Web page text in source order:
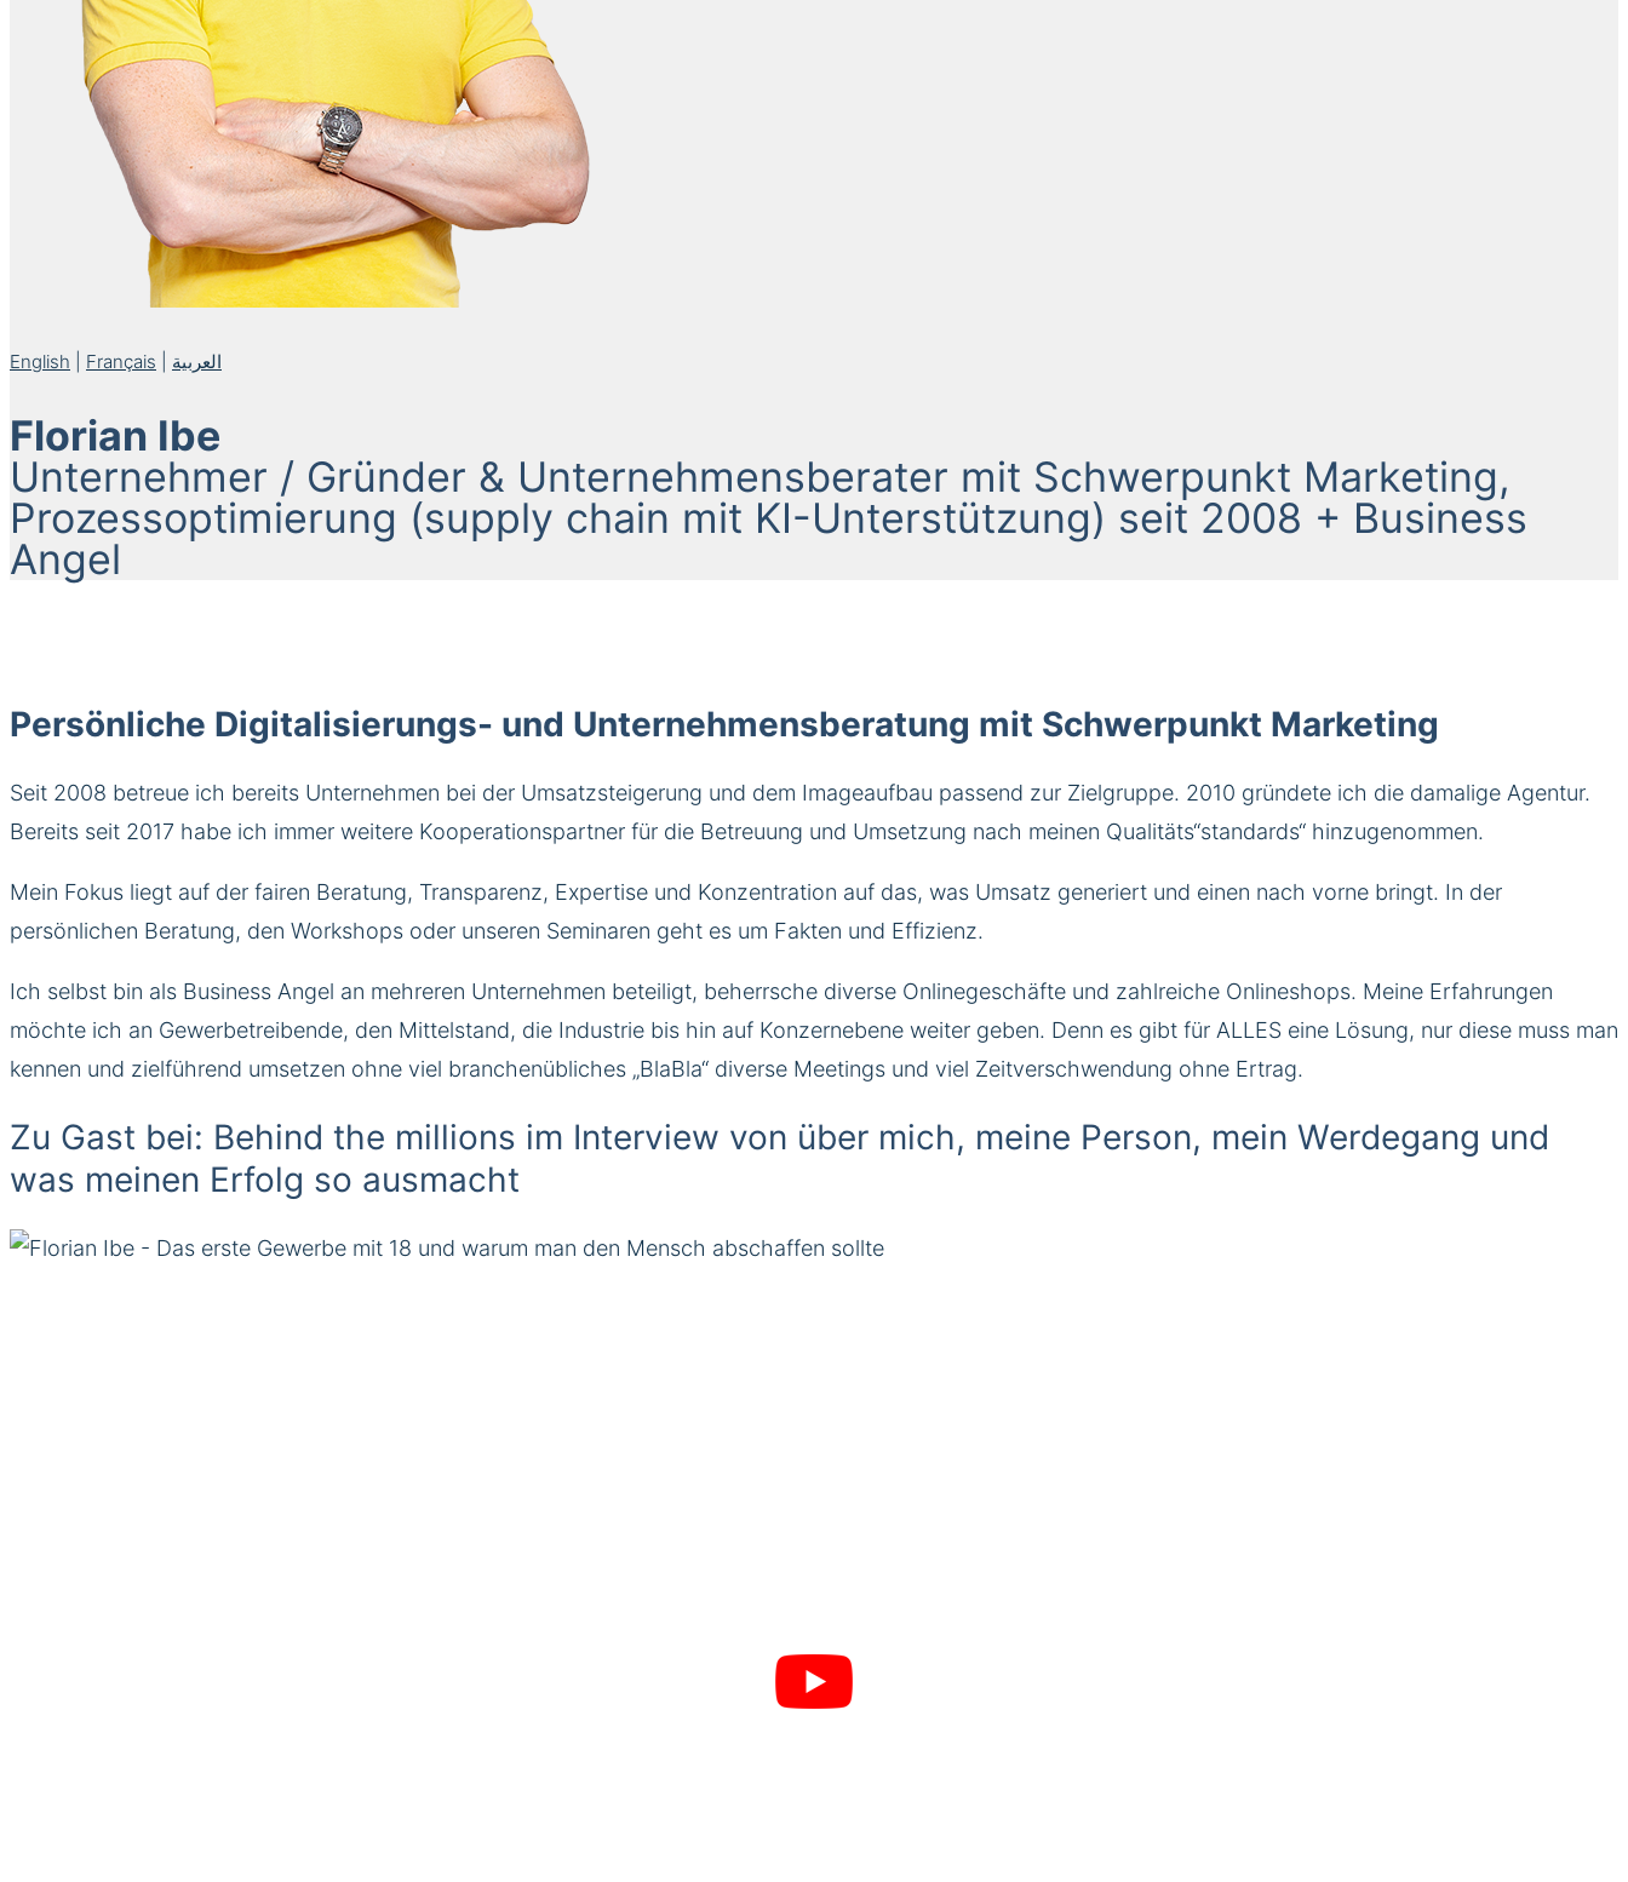
English Français العربية
Florian Ibe
Unternehmer / Gründer & Unternehmensberater mit Schwerpunkt Marketing,
Prozessoptimierung (supply chain mit KI-Unterstützung) seit 2008 + Business
Angel
Persönliche Digitalisierungs- und Unternehmensberatung mit Schwerpunkt Marketing
Seit 2008 betreue ich bereits Unternehmen bei der Umsatzsteigerung und dem Imageaufbau passend zur Zielgruppe. 2010 gründete ich die damalige Agentur.
Bereits seit 2017 habe ich immer weitere Kooperationspartner für die Betreuung und Umsetzung nach meinen Qualitäts“standards“ hinzugenommen.
Mein Fokus liegt auf der fairen Beratung, Transparenz, Expertise und Konzentration auf das, was Umsatz generiert und einen nach vorne bringt. In der
persönlichen Beratung, den Workshops oder unseren Seminaren geht es um Fakten und Effizienz.
Ich selbst bin als Business Angel an mehreren Unternehmen beteiligt, beherrsche diverse Onlinegeschäfte und zahlreiche Onlineshops. Meine Erfahrungen
möchte ich an Gewerbetreibende, den Mittelstand, die Industrie bis hin auf Konzernebene weiter geben. Denn es gibt für ALLES eine Lösung, nur diese muss man
kennen und zielführend umsetzen ohne viel branchenübliches „BlaBla“ diverse Meetings und viel Zeitverschwendung ohne Ertrag.
Zu Gast bei: Behind the millions im Interview von über mich, meine Person, mein Werdegang und
was meinen Erfolg so ausmacht